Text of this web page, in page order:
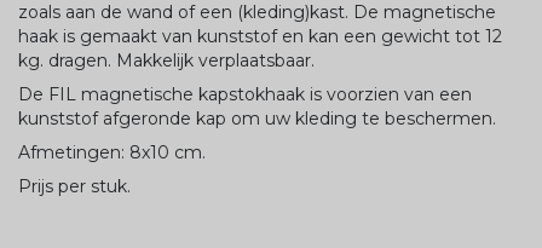
zoals aan de wand of een (kleding)kast. De magnetische
haak is gemaakt van kunststof en kan een gewicht tot 12
kg. dragen. Makkelijk verplaatsbaar.
De FIL magnetische kapstokhaak is voorzien van een
kunststof afgeronde kap om uw kleding te beschermen.
Afmetingen: 8x10 cm.
Prijs per stuk.